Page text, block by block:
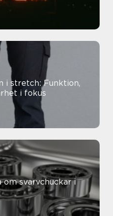
i stretch: Funktion,
i fokus
svarvchuckar i